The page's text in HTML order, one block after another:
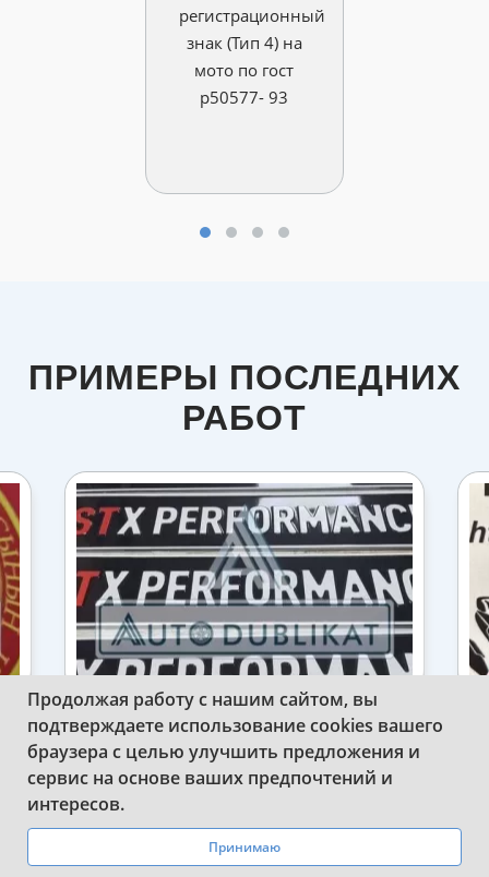
регистрационный
знак (Тип 4) на
мото по гост
р50577- 93
ПРИМЕРЫ ПОСЛЕДНИХ
РАБОТ
ИЗГОТОВИЛИ СУВЕНИРНЫЕ НОМЕРА
НА АВТО STX PERFORMANCE
Продолжая работу с нашим сайтом, вы
подтверждаете использование cookies вашего
браузера с целью улучшить предложения и
сервис на основе ваших предпочтений и
интересов.
Принимаю
WhatsApp